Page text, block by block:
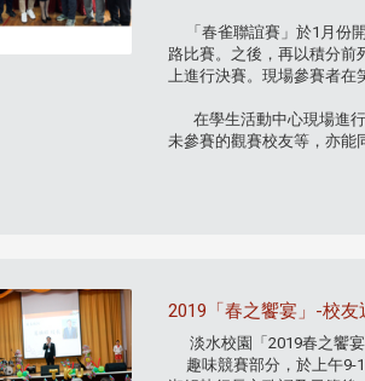
「春雀聯誼賽」於1月份
路比賽。之後，再以積分前
上進行決賽。現場參賽者
在學生活動中心現場進行
未參賽的觀賽校友等，亦能
2019「春之饗宴」-校友
淡水校園「2019春之饗
趣味競賽部分，於上午9-